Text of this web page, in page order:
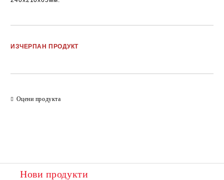
ИЗЧЕРПАН ПРОДУКТ
Оцени продукта
Нови продукти